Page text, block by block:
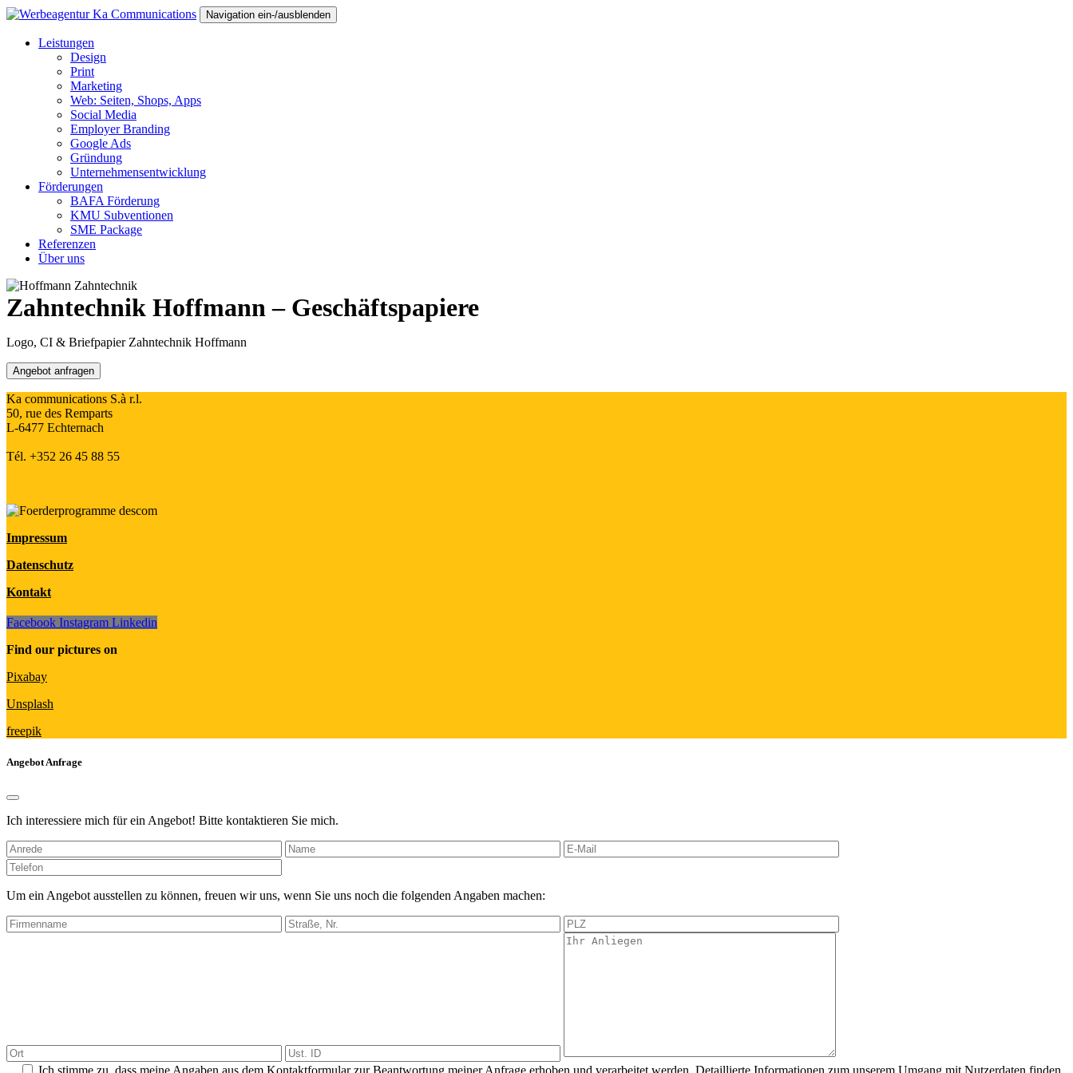
Navigation ein-/ausblenden
Leistungen
Design
Print
Marketing
Web: Seiten, Shops, Apps
Social Media
Employer Branding
Google Ads
Gründung
Unternehmensentwicklung
Förderungen
BAFA Förderung
KMU Subventionen
SME Package
Referenzen
Über uns
Zahntechnik Hoffmann – Geschäftspapiere
Logo, CI & Briefpapier Zahntechnik Hoffmann
Angebot anfragen
Ka communications S.à r.l.
50, rue des Remparts
L-6477 Echternach
Tél. +352 26 45 88 55
Impressum
Datenschutz
Kontakt
Facebook Instagram Linkedin
Find our pictures on
Pixabay
Unsplash
freepik
Angebot Anfrage
Ich interessiere mich für ein Angebot! Bitte kontaktieren Sie mich.
Bitte
lasse
dieses
leer.
Um ein Angebot ausstellen zu können, freuen wir uns, wenn Sie uns noch die folgenden Angaben machen: